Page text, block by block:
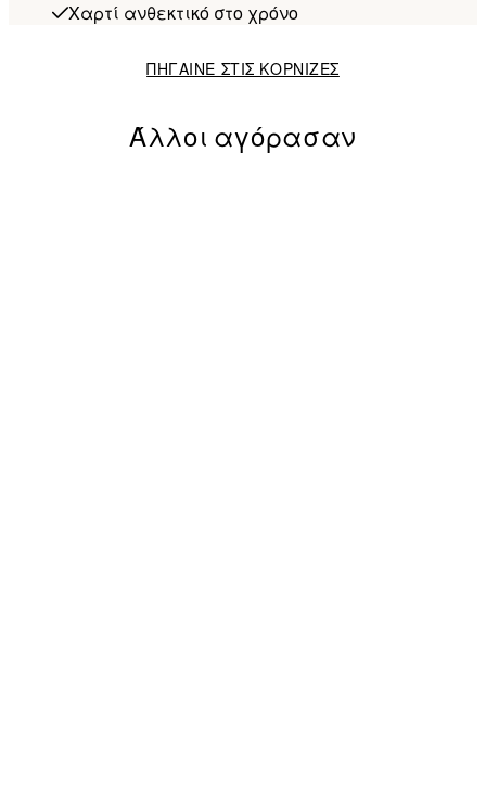
Χαρτί ανθεκτικό στο χρόνο
ΠΗΓΑΙΝΕ ΣΤΙΣ ΚΟΡΝΙΖΕΣ
Άλλοι αγόρασαν